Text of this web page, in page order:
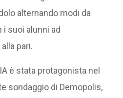
alternando modi da
suoi alunni ad
pari.
è stata protagonista nel
sondaggio di Demopolis,